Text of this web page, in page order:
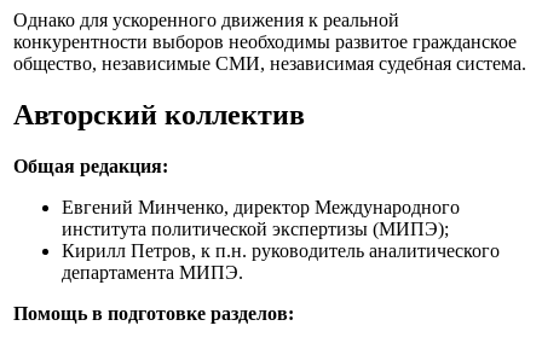
Однако для ускоренного движения к реальной
конкурентности выборов необходимы развитое гражданское
общество, независимые СМИ, независимая судебная система.
Авторский коллектив
Общая редакция:
Евгений Минченко, директор Международного
института политической экспертизы (МИПЭ);
Кирилл Петров, к п.н. руководитель аналитического
департамента МИПЭ.
Помощь в подготовке разделов: